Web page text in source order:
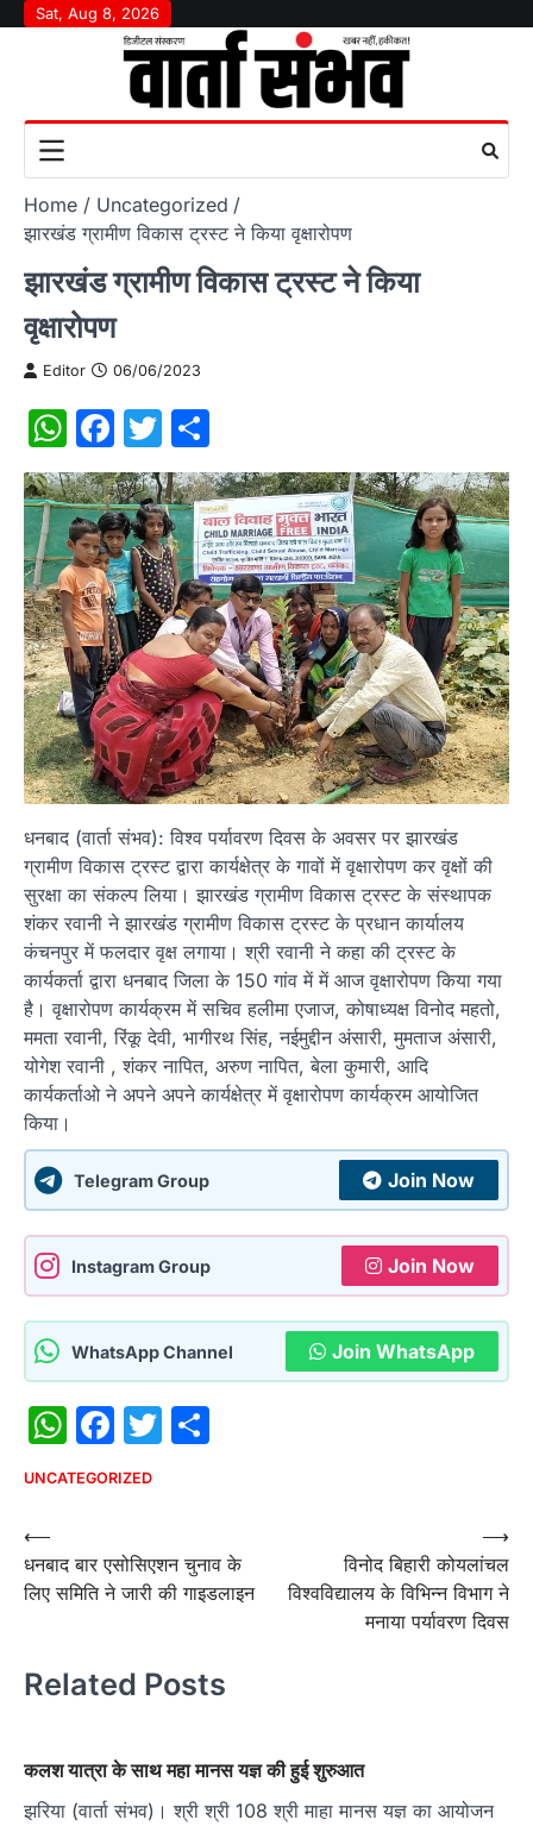
SkipSat, Aug 8, 2026
Home
Uncategorized
झारखंड ग्रामीण विकास ट्रस्ट ने किया वृक्षारोपण
झारखंड ग्रामीण विकास ट्रस्ट ने किया
वृक्षारोपण
Editor 06/06/2023
WhatsApp
Facebook
Twitter
धनबाद (वार्ता संभव): विश्व पर्यावरण दिवस के अवसर पर झारखंड
ग्रामीण विकास ट्रस्ट द्वारा कार्यक्षेत्र के गावों में वृक्षारोपण कर वृक्षों की
सुरक्षा का संकल्प लिया। झारखंड ग्रामीण विकास ट्रस्ट के संस्थापक
शंकर रवानी ने झारखंड ग्रामीण विकास ट्रस्ट के प्रधान कार्यालय
कंचनपुर में फलदार वृक्ष लगाया। श्री रवानी ने कहा की ट्रस्ट के
कार्यकर्ता द्वारा धनबाद जिला के 150 गांव में में आज वृक्षारोपण किया गया
है। वृक्षारोपण कार्यक्रम में सचिव हलीमा एजाज, कोषाध्यक्ष विनोद महतो,
ममता रवानी, रिंकू देवी, भागीरथ सिंह, नईमुद्दीन अंसारी, मुमताज अंसारी,
योगेश रवानी , शंकर नापित, अरुण नापित, बेला कुमारी, आदि
कार्यकर्ताओ ने अपने अपने कार्यक्षेत्र में वृक्षारोपण कार्यक्रम आयोजित
किया।
Telegram Group Join Now
Instagram Group Join Now
WhatsApp Channel Join WhatsApp
WhatsApp
Facebook
Twitter
UNCATEGORIZED
Post
navigation
⟵
धनबाद बार एसोसिएशन चुनाव के
लिए समिति ने जारी की गाइडलाइन
विनोद बिहारी कोयलांचल
विश्वविद्यालय के विभिन्न विभाग ने
मनाया पर्यावरण दिवस
⟶
Related Posts
कलश यात्रा के साथ महा मानस यज्ञ की हुई शुरुआत
झरिया (वार्ता संभव)। श्री श्री 108 श्री माहा मानस यज्ञ का आयोजन